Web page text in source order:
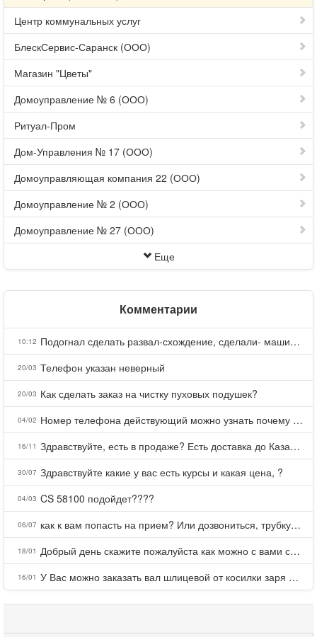
Центр коммунальных услуг
БлескСервис-Саранск (ООО)
Магазин "Цветы"
Домоуправление № 6 (ООО)
Ритуал-Пром
Дом-Управления № 17 (ООО)
Домоуправляющая компания 22 (ООО)
Домоуправление № 2 (ООО)
Домоуправление № 27 (ООО)
Еще
Комментарии
10:12 Подогнал сделать развал-схождение, сделали- машина уходит на право и колеса проверил все хорошо с атмосферами ужас как можно делать авто, не ужели не берегут свою репутацию, не советую.
20/03 Телефон указан неверный
20/03 Как сделать заказ на чистку пуховых подушек?
04/02 Номер телефона действующий можно узнать почему номер неправельный
16/11 Здравствуйте, есть в продаже? Есть доставка до Казани?
30/07 Здравствуйте какие у вас есть курсы и какая цена, ?
04/03 CS 58100 подойдет????
06/07 как к вам попасть на прием? Или дозвониться, трубку не берете.
18/01 Добрый день скажите пожалуйста как можно с вами связаться . Телефон не отвечает .Заказала кухню в тц Хороший есть претензии а менеджер контактов не дает .Что делать?
16/01 У Вас можно заказать вал шлицевой от косилки заря для мтз, который соединяет мотоблок с косилкой.?